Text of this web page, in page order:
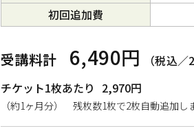
初回追加費
受講料計 6,490円
（税込／
チケット1枚あたり 2,970円
（約1ヶ月分） 残枚数1枚で2枚自動追加し